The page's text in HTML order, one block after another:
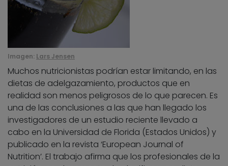
Imagen: Lars Jensen
Muchos nutricionistas podrían estar limitando, en las
dietas de adelgazamiento, productos que en
realidad son menos peligrosos de lo que parecen. Es
una de las conclusiones a las que han llegado los
investigadores de un estudio reciente llevado a
cabo en la Universidad de Florida (Estados Unidos) y
publicado en la revista ‘European Journal of
Nutrition’. El trabajo afirma que los profesionales de la